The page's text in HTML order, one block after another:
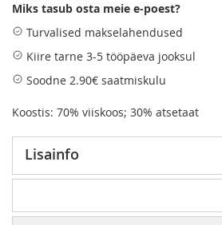
Miks tasub osta meie e-poest?
Turvalised makselahendused
Kiire tarne 3-5 tööpäeva jooksul
Soodne 2.90€ saatmiskulu
Koostis: 70% viiskoos; 30% atsetaat
Lisainfo